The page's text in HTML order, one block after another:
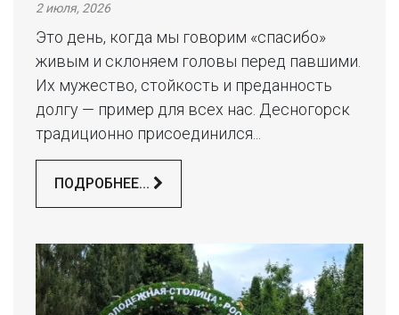
2 июля, 2026
Это день, когда мы говорим «спасибо»
живым и склоняем головы перед павшими.
Их мужество, стойкость и преданность
долгу — пример для всех нас. Десногорск
традиционно присоединился...
ПОДРОБНЕЕ...